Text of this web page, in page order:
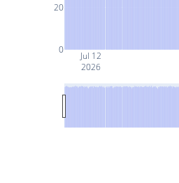
Jul 12
2026
0
20